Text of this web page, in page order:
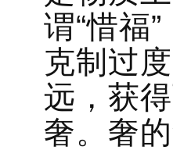
谓“惜福
克制过
远，获
奢。奢